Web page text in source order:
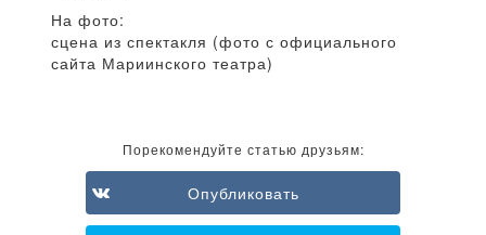
На фото:
сцена из спектакля (фото с официального
сайта Мариинского театра)
Порекомендуйте статью друзьям:
Опубликовать